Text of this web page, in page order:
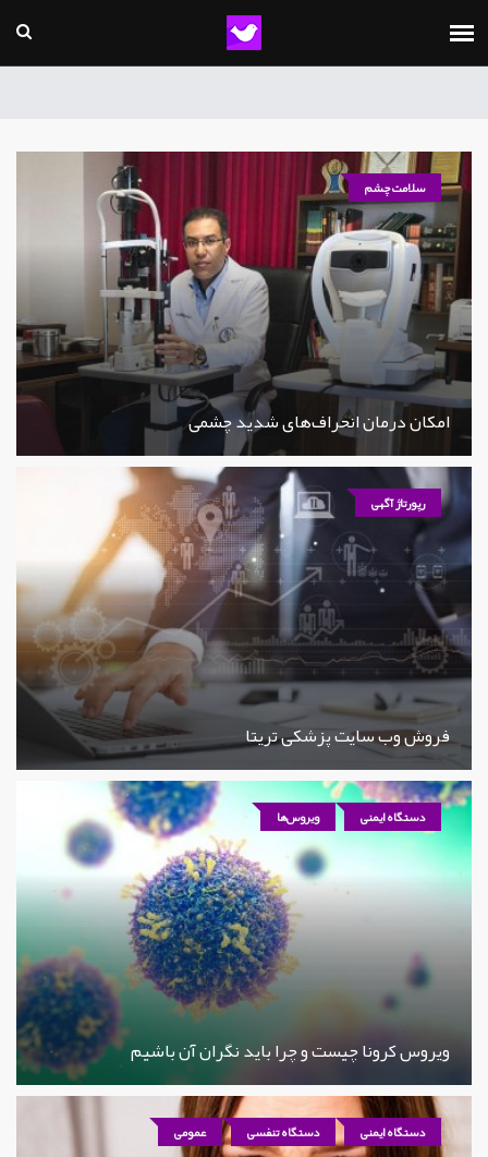
سلامت چشم
امکان درمان انحراف‌های شدید چشمی
رپورتاژ آگهی
فروش وب سایت پزشکی تریتا
دستگاه ایمنی ویروس‌ها
ویروس کرونا چیست و چرا باید نگران آن باشیم
دستگاه ایمنی دستگاه تنفسی عمومی